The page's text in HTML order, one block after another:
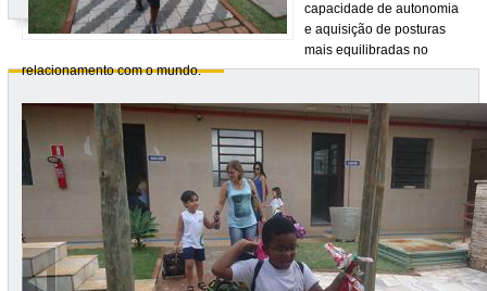
capacidade de autonomia
e aquisição de posturas
mais equilibradas no
relacionamento com o mundo.